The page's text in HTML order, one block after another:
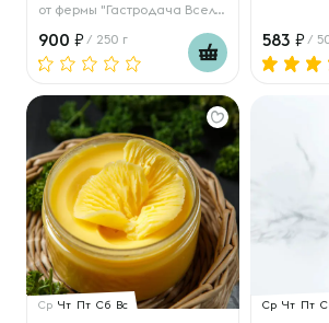
от фермы "Гастродача Вселуг"
900 / 250 г 583 /
Ср Чт Пт Сб Вс Ср Чт Пт